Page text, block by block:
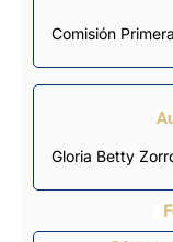
Comisión
Gloria Betty